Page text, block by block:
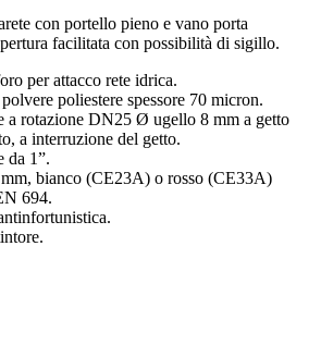
con portello pieno e vano porta
facilitata con possibilità di sigillo.
per attacco rete idrica.
poliestere spessore 70 micron.
a rotazione DN25 Ø ugello 8 mm a getto
a interruzione del getto.
da 1”.
bianco (CE23A) o rosso (CE33A)
694.